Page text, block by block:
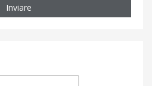
Inviare